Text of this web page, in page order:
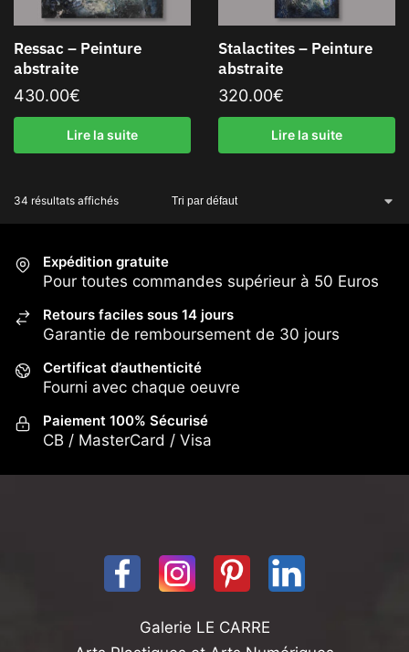
Ressac – Peinture
abstraite
430.00€
Lire la suite
Stalactites – Peinture
abstraite
320.00€
Lire la suite
34 résultats affichés
Expédition gratuite
Pour toutes commandes supérieur à 50 Euros
Retours faciles sous 14 jours
Garantie de remboursement de 30 jours
Certificat d’authenticité
Fourni avec chaque oeuvre
Paiement 100% Sécurisé
CB / MasterCard / Visa
Galerie LE CARRE